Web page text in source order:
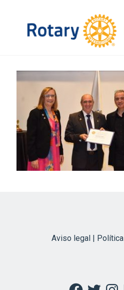
Aviso legal |
Facebook
Twitter